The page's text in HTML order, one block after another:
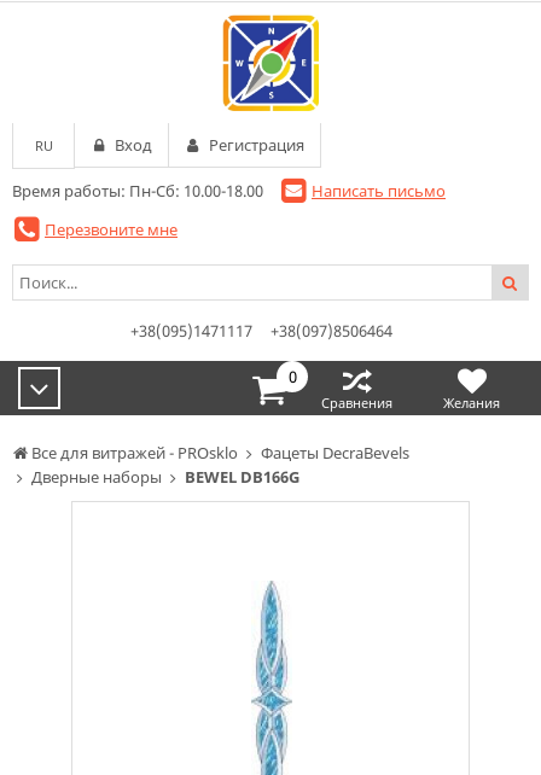
Все для витражей - PROsklo
Фацеты DecraBevels
Дверные наборы
BEWEL DB166G
Время работы: Пн-Сб: 10.00-18.00
Написать письмо
Перезвоните мне
RU Вход Регистрация
+38(095)1471117 +38(097)8506464
0
Сравнения Желания